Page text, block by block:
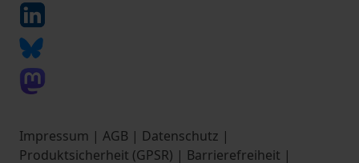
Impressum | AGB | Datenschutz |
Produktsicherheit (GPSR) | Barrierefreiheit |